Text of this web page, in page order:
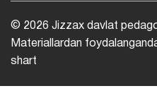
© 2026 Jizzax davlat
Materiallardan
shart